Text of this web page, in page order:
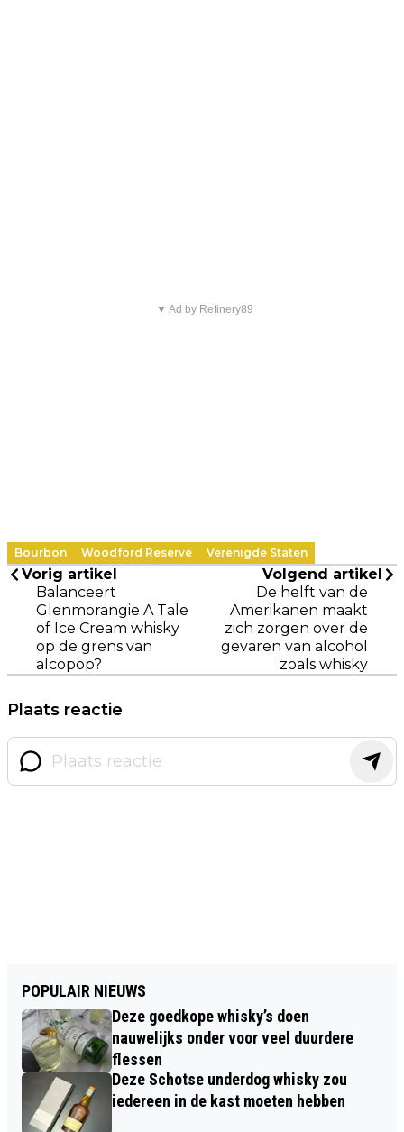
▼ Ad by Refinery89
Bourbon Woodford Reserve Verenigde Staten
Vorig artikel
Balanceert
Glenmorangie A Tale
of Ice Cream whisky
op de grens van
alcopop?
Volgend artikel
De helft van de
Amerikanen maakt
zich zorgen over de
gevaren van alcohol
zoals whisky
Plaats reactie
POPULAIR NIEUWS
Deze goedkope whisky’s doen
nauwelijks onder voor veel duurdere
flessen
Deze Schotse underdog whisky zou
iedereen in de kast moeten hebben